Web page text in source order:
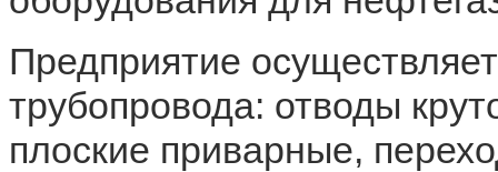
Предприятие
трубопровода: отводы
плоские приварные,